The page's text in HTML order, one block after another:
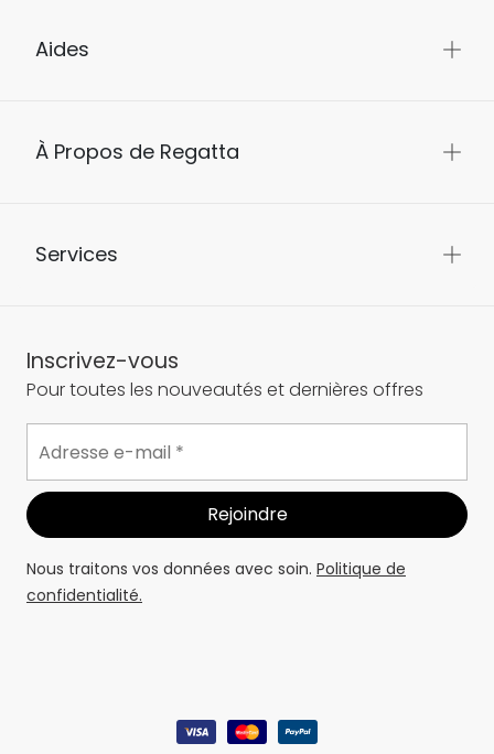
Aides
À Propos de Regatta
Services
Inscrivez-vous
Pour toutes les nouveautés et dernières offres
Nous traitons vos données avec soin. Politique de
confidentialité.